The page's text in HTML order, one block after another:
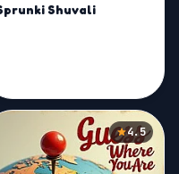
Shuvali
4.5